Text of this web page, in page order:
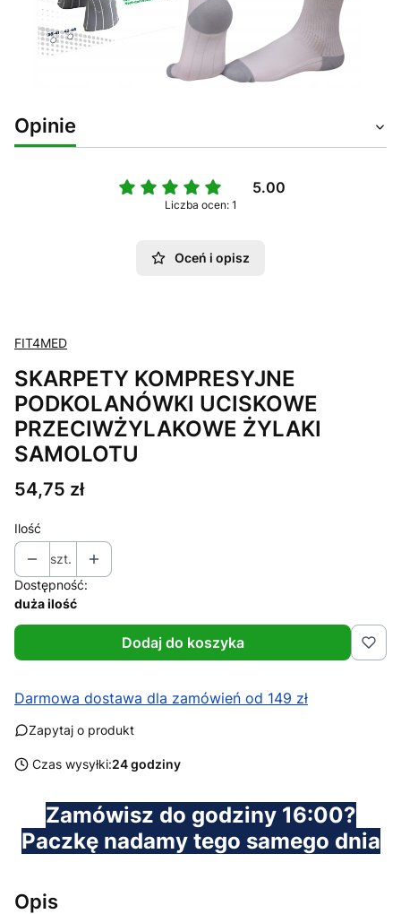
Opinie
5.00
Liczba ocen: 1
Oceń i opisz
FIT4MED
SKARPETY KOMPRESYJNE
PODKOLANÓWKI UCISKOWE
PRZECIWŻYLAKOWE ŻYLAKI
SAMOLOTU
Cena
54,75 zł
Ilość
szt.
Dostępność:
duża ilość
Dodaj do koszyka
Darmowa dostawa dla zamówień od 149 zł
Zapytaj o produkt
Czas wysyłki:24 godziny
Zamówisz do godziny 16:00?
Paczkę nadamy tego samego dnia
Opis